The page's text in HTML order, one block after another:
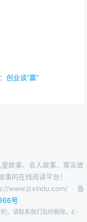
创业谈“赢”
故事、名人故事、寓言故
的在线阅读平台！
www.jzxindu.com/
备
号
，请联系我们及时删除。E-